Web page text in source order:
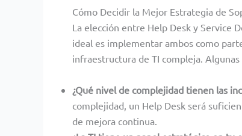
Cómo Decidir la Mejor Estrategia de
La elección entre Help Desk y Service
ideal es implementar ambos como
infraestructura de TI compleja.
¿Qué nivel de complejidad tienen las
complejidad, un Help Desk será
de mejora continua.